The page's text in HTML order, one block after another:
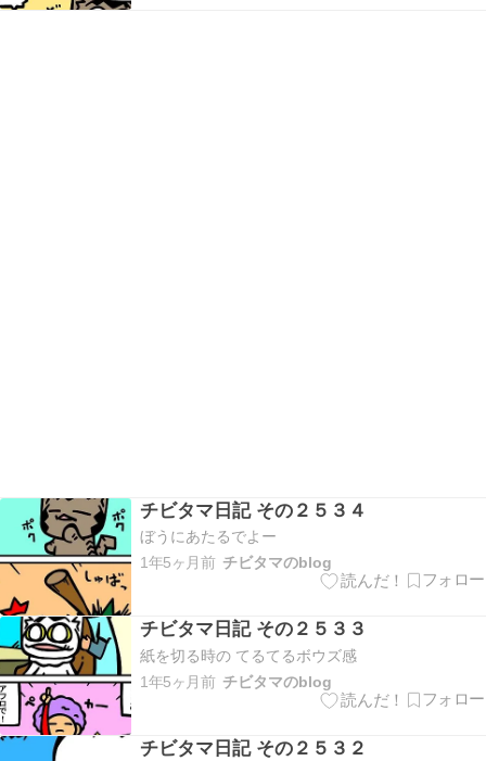
チビタマ日記 その２５３４
ぼうにあたるでよー
1年5ヶ月前 チビタマのblog
チビタマ日記 その２５３３
紙を切る時の てるてるボウズ感
1年5ヶ月前 チビタマのblog
チビタマ日記 その２５３２